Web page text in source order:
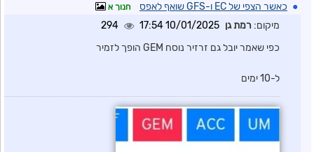
● כאשר הצפי של EC ו-GFS שואף לאפס חנוך א
מיקום: רמת גן 10/01/2025 17:54
294
כפי שאמר יובל גם זרזיר נוסח GEM הופך לזמיר
ל-10 ימים